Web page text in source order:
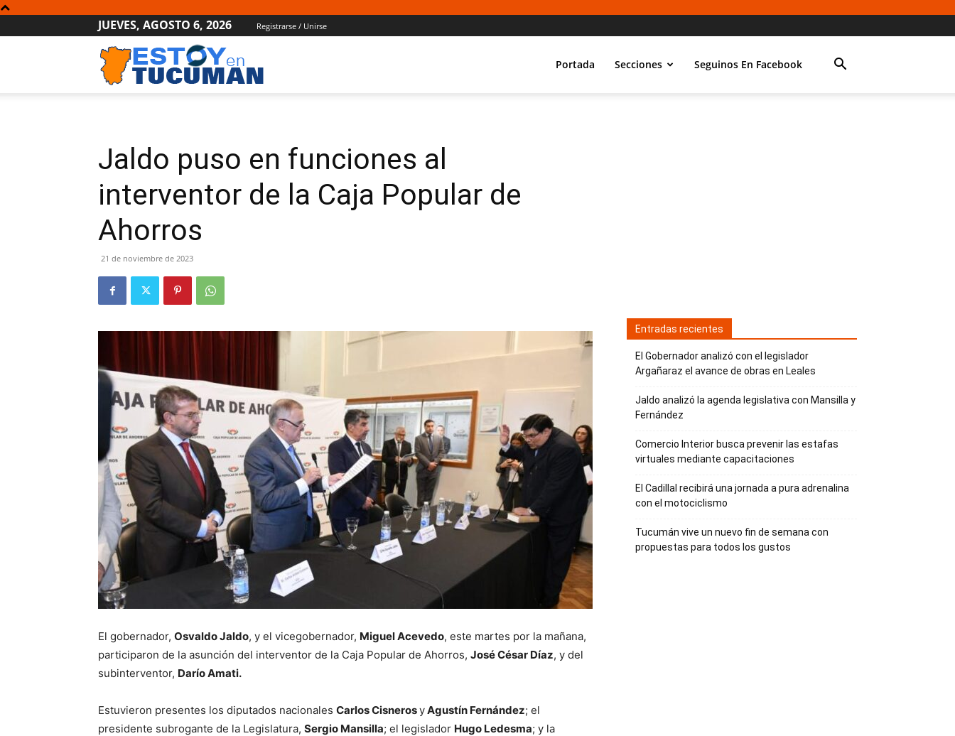
JUEVES, AGOSTO 6, 2026 Registrarse / Unirse
Portada Secciones Seguinos En Facebook
Jaldo puso en funciones al
interventor de la Caja Popular de
Ahorros
21 de noviembre de 2023
El gobernador, Osvaldo Jaldo, y el vicegobernador, Miguel Acevedo, este martes por la mañana,
participaron de la asunción del interventor de la Caja Popular de Ahorros, José César Díaz, y del
subinterventor, Darío Amati.
Estuvieron presentes los diputados nacionales Carlos CisnerosyAgustín Fernández; el
presidente subrogante de la Legislatura, Sergio Mansilla; el legislador Hugo Ledesma; y la
Entradas recientes
El Gobernador analizó con el legislador
Argañaraz el avance de obras en Leales
Jaldo analizó la agenda legislativa con Mansilla y
Fernández
Comercio Interior busca prevenir las estafas
virtuales mediante capacitaciones
El Cadillal recibirá una jornada a pura adrenalina
con el motociclismo
Tucumán vive un nuevo fin de semana con
propuestas para todos los gustos